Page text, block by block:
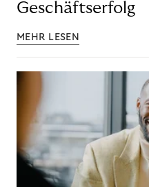
Geschäftserfolg
MEHR LESEN